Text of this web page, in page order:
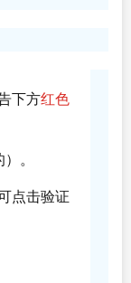
下方红色
。
点击验证